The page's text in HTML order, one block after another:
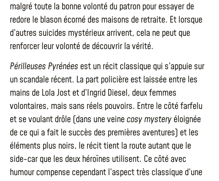
malgré toute la bonne volonté du patron pour essayer de
redore le blason écorné des maisons de retraite. Et lorsque
d’autres suicides mystérieux arrivent, cela ne peut que
renforcer leur volonté de découvrir la vérité.
Périlleuses Pyrénées est un récit classique qui s’appuie sur
un scandale récent. La part policière est laissée entre les
mains de Lola Jost et d’Ingrid Diesel, deux femmes
volontaires, mais sans réels pouvoirs. Entre le côté farfelu
et se voulant drôle (dans une veinecosy mystery éloignée
de ce qui a fait le succès des premières aventures) et les
éléments plus noirs, le récit tient la route autant que le
side-car que les deux héroïnes utilisent. Ce côté avec
humour compense cependant l’aspect très classique d’une